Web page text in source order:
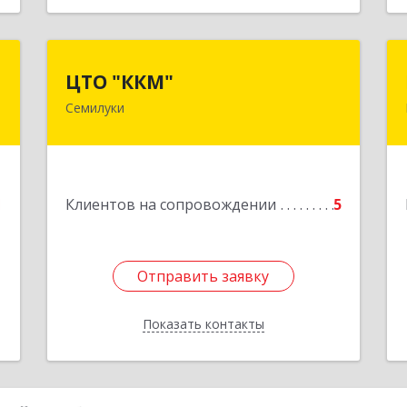
ЦТО "ККМ"
Семилуки
Клиентов на сопровождении 5
Отправить заявку
Показать контакты
Отправить заявку
Назад